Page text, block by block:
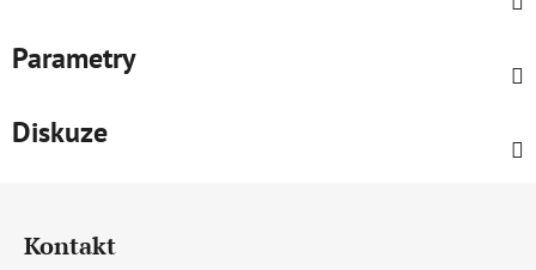
Parametry
Diskuze
Kontakt